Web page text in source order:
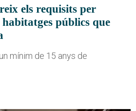
els requisits per
públics que
mínim de 15 anys de